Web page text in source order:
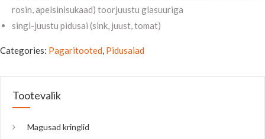
rosin, apelsinisukaad) toorjuustu glasuuriga
singi-juustu pidusai (sink, juust, tomat)
Categories: Pagaritooted, Pidusaiad
Tootevalik
Magusad kringlid